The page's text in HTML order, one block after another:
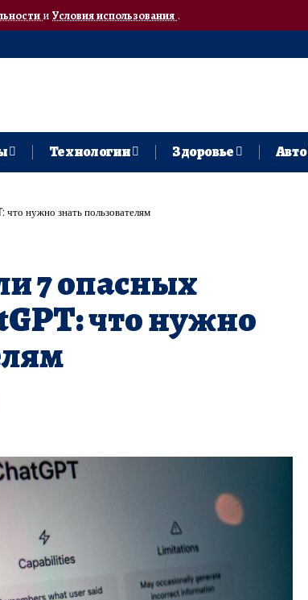
и Условия использования.
Технологии Здоровье Авто
нужно знать пользователям
7 опасных
что нужно